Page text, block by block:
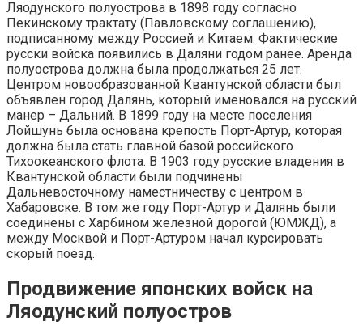
Ляодунского полуострова в 1898 году согласно
Пекинскому трактату (Павловскому соглашению),
подписанному между Россией и Китаем. Фактические
русски войска появились в Даляни годом ранее. Аренда
полуострова должна была продолжаться 25 лет.
Центром новообразованной Квантунской области был
объявлен город Далянь, который именовался на русский
манер – Дальний. В 1899 году на месте поселения
Лойшунь была основана крепость Порт-Артур, которая
должна была стать главной базой российского
Тихоокеанского флота. В 1903 году русские владения в
Квантунской области были подчинены
Дальневосточному наместничеству с центром в
Хабаровске. В том же году Порт-Артур и Далянь были
соединены с Харбином железной дорогой (ЮМЖД), а
между Москвой и Порт-Артуром начал курсировать
скорый поезд.
Продвижение японских войск на
Ляодунский полуостров